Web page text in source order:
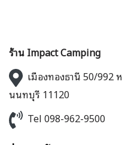
ร้าน Impact Camping
เมืองทองธานี 50/992
นนทบุรี 11120
Tel 098-962-9500